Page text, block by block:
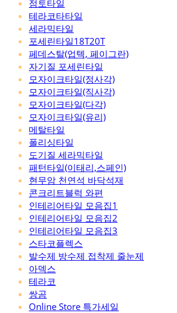
점토타일
테라코타타일
세라믹타일
포세린타일18T20T
페데스탈(업텍, 페이그란)
자기질 포세린타일
모자이크타일(정사각)
모자이크타일(직사각)
모자이크타일(다각)
모자이크타일(유리)
메탈타일
폴리싱타일
도기질 세라믹타일
패턴타일(이태리,스페인)
현무암 천연석 바닥석재
콘크리트블럭 와편
인테리어타일 모음집1
인테리어타일 모음집2
인테리어타일 모음집3
스타코플렉스
발수제 방수제 접착제 줄눈제
아덱스
테라코
쌍곰
Online Store 특가세일